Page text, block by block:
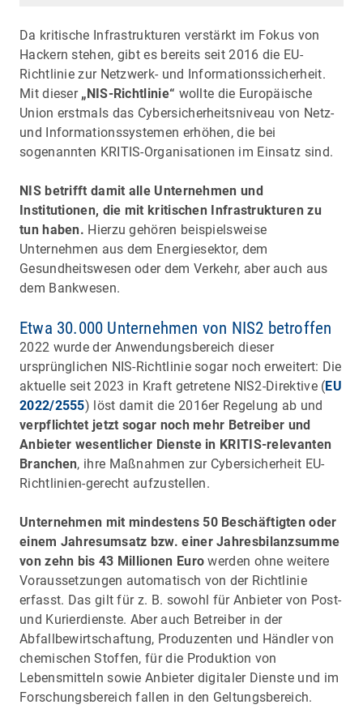
Da kritische Infrastrukturen verstärkt im Fokus von
Hackern stehen, gibt es bereits seit 2016 die EU-
Richtlinie zur Netzwerk- und Informationssicherheit.
Mit dieser „NIS-Richtlinie“ wollte die Europäische
Union erstmals das Cybersicherheitsniveau von Netz-
und Informationssystemen erhöhen, die bei
sogenannten KRITIS-Organisationen im Einsatz sind.
NIS betrifft damit alle Unternehmen und
Institutionen, die mit kritischen Infrastrukturen zu
tun haben. Hierzu gehören beispielsweise
Unternehmen aus dem Energiesektor, dem
Gesundheitswesen oder dem Verkehr, aber auch aus
dem Bankwesen.
Etwa 30.000 Unternehmen von NIS2 betroffen
2022 wurde der Anwendungsbereich dieser
ursprünglichen NIS-Richtlinie sogar noch erweitert: Die
aktuelle seit 2023 in Kraft getretene NIS2-Direktive (EU
2022/2555) löst damit die 2016er Regelung ab und
verpflichtet jetzt sogar noch mehr Betreiber und
Anbieter wesentlicher Dienste in KRITIS-relevanten
Branchen, ihre Maßnahmen zur Cybersicherheit EU-
Richtlinien-gerecht aufzustellen.
Unternehmen mit mindestens 50 Beschäftigten oder
einem Jahresumsatz bzw. einer Jahresbilanzsumme
von zehn bis 43 Millionen Euro werden ohne weitere
Voraussetzungen automatisch von der Richtlinie
erfasst. Das gilt für z. B. sowohl für Anbieter von Post-
und Kurierdienste. Aber auch Betreiber in der
Abfallbewirtschaftung, Produzenten und Händler von
chemischen Stoffen, für die Produktion von
Lebensmitteln sowie Anbieter digitaler Dienste und im
Forschungsbereich fallen in den Geltungsbereich.